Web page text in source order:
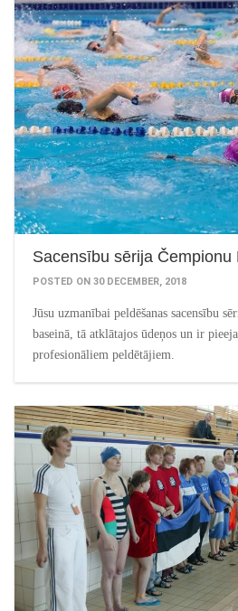
Sacensību sērija Čempionu
POSTED ON 30 DECEMBER, 2018
Jūsu uzmanībai peldēšanas sacensību
baseinā, tā atklātajos ūdeņos un ir
profesionāliem peldētājiem.